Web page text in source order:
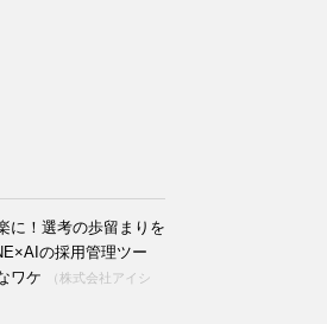
に！選考の歩留まりを
の採用管理ツー
ワケ
（株式会社アイシ